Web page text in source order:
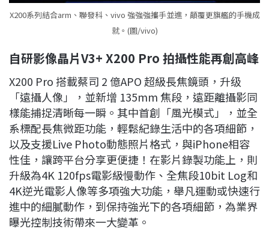
X200系列結合arm、聯發科、vivo 強強強攜手並進，顛覆更旗艦的手機成
就。(圖/vivo)
自研影像晶片V3+ X200 Pro 拍攝性能再創高峰
X200 Pro 搭載蔡司 2 億APO 超級長焦鏡頭，升级
「遠攝人像」，並新增 135mm 焦段，遠距離攝影同
樣能捕捉清晰每一瞬。其中首創「風光模式」，並全
系標配長焦微距功能，輕鬆紀錄生活中的各項細節，
以及支援Live Photo動態照片格式，與iPhone相容
性佳，讓跨平台分享更便捷！在影片錄製功能上，則
升級為4K 120fps電影級慢動作、全焦段10bit Log和
4K逆光電影人像等多項強大功能，舉凡運動或快速行
進中的細膩動作，到保持強光下的各項細節，為業界
曝光控制技術帶來一大變革。